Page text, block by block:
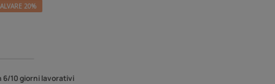
20%
6/10 giorni lavorativi